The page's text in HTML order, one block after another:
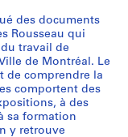
des documents
Rousseau qui
travail de
de Montréal. Le
de comprendre la
comportent des
à des
sa formation
y retrouve